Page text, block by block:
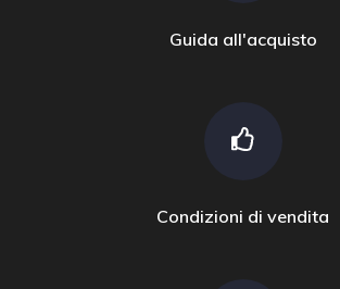
Guida all'acquisto
Condizioni di vendita